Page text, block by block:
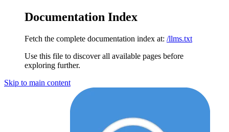
Documentation Index
Fetch the complete documentation index at: /llms.txt
Use this file to discover all available pages before
exploring further.
Skip to main content